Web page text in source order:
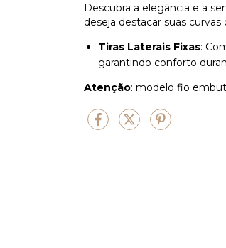
Descubra a elegância e a
deseja destacar suas
Tiras Laterais Fixas:
garantindo conforto
Atenção: modelo fio